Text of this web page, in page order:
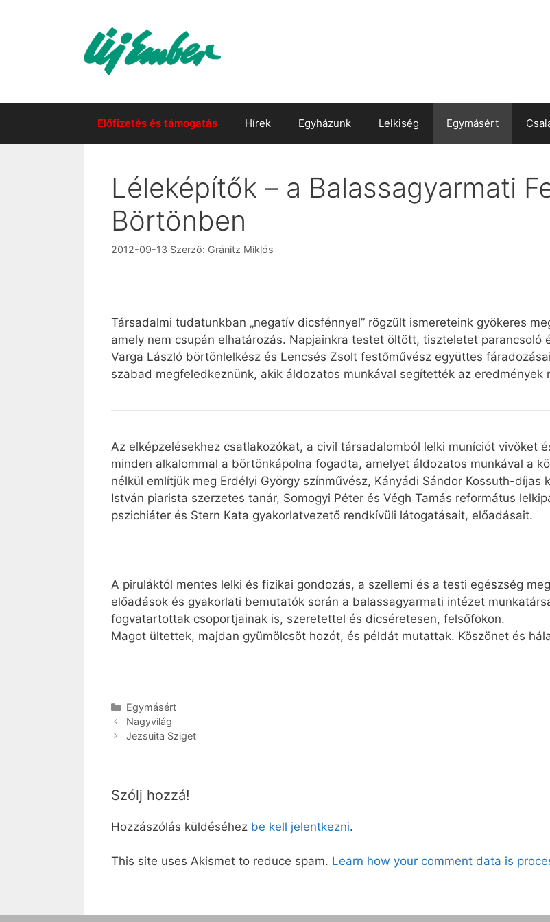
Előfizetés és támogatás Hírek Egyházunk Lelkiség Egymásért
Léleképítők – a Balassagyarmati
Börtönben
2012-09-13 Szerző: Gránitz Miklós
Társadalmi tudatunkban „negatív dicsfénnyel” rögzült ismereteink gyökeres
amely nem csupán elhatározás. Napjainkra testet öltött, tiszteletet
Varga László börtönlelkész és Lencsés Zsolt festőművész együttes
szabad megfeledkeznünk, akik áldozatos munkával segítették az eredmények
Az elképzelésekhez csatlakozókat, a civil társadalomból lelki muníciót vivőket
minden alkalommal a börtönkápolna fogadta, amelyet áldozatos munkával a
nélkül említjük meg Erdélyi György színművész, Kányádi Sándor Kossuth-
István piarista szerzetes tanár, Somogyi Péter és Végh Tamás református
pszichiáter és Stern Kata gyakorlatvezető rendkívüli látogatásait, előadásait.
A piruláktól mentes lelki és fizikai gondozás, a szellemi és a testi egészség
előadások és gyakorlati bemutatók során a balassagyarmati intézet
fogvatartottak csoportjainak is, szeretettel és dicséretesen, felsőfokon.
Magot ültettek, majdan gyümölcsöt hozót, és példát mutattak. Köszönet és
Kategória
Egymásért
Nagyvilág
Jezsuita Sziget
Szólj hozzá!
Hozzászólás küldéséhez be kell jelentkezni.
This site uses Akismet to reduce spam. Learn how your comment data is